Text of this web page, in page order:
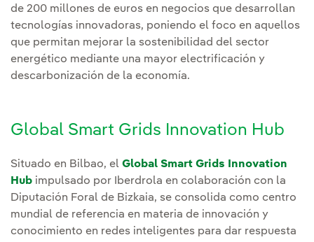
de 200 millones de euros en negocios que desarrollan
tecnologías innovadoras, poniendo el foco en aquellos
que permitan mejorar la sostenibilidad del sector
energético mediante una mayor electrificación y
descarbonización de la economía.
Global Smart Grids Innovation Hub
Situado en Bilbao, el Global Smart Grids Innovation
Hub impulsado por Iberdrola en colaboración con la
Diputación Foral de Bizkaia, se consolida como centro
mundial de referencia en materia de innovación y
conocimiento en redes inteligentes para dar respuesta